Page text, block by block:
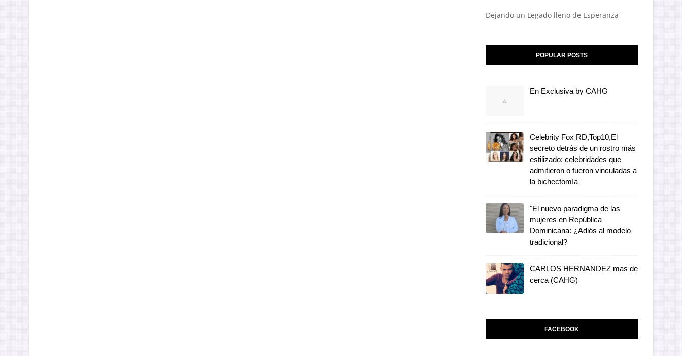
Dejando un Legado lleno de Esperanza
POPULAR POSTS
En Exclusiva by CAHG
Celebrity Fox RD,Top10,El
secreto detrás de un rostro más
estilizado: celebridades que
admitieron o fueron vinculadas a
la bichectomía
"El nuevo paradigma de las
mujeres en República
Dominicana: ¿Adiós al modelo
tradicional?
CARLOS HERNANDEZ mas de
cerca (CAHG)
FACEBOOK